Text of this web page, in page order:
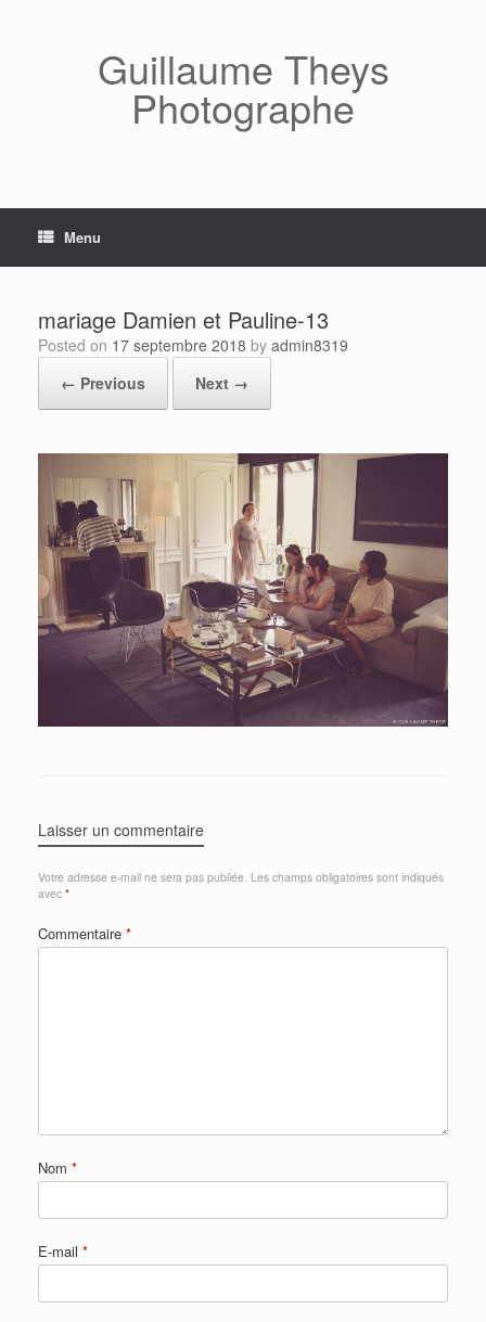
Guillaume Theys
Photographe
Menu
mariage Damien et Pauline-13
Posted on 17 septembre 2018 by admin8319
← Previous
Next →
Laisser un commentaire
Votre adresse e-mail ne sera pas publiée. Les champs obligatoires sont indiqués
avec *
Commentaire *
Nom *
E-mail *